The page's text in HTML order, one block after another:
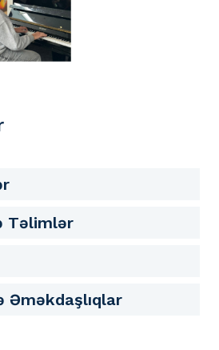
Təlimlər
Əməkdaşlıqlar